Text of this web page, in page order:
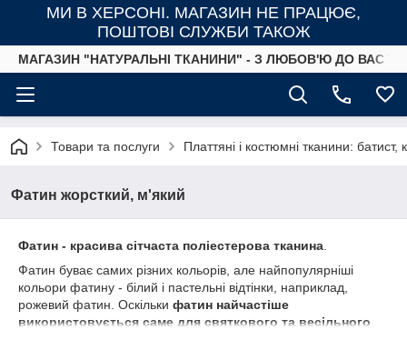
МИ В ХЕРСОНІ. МАГАЗИН НЕ ПРАЦЮЄ,
ПОШТОВІ СЛУЖБИ ТАКОЖ
МАГАЗИН "НАТУРАЛЬНІ ТКАНИНИ" - З ЛЮБОВ'Ю ДО ВАС
Товари та послуги Платтяні і костюмні тканини:
Фатин жорсткий, м'який
Фатин - красива сітчаста поліестерова тканина
Фатин буває самих різних кольорів, але найпопулярніші
кольори фатину - білий і пастельні відтінки, наприклад,
рожевий фатин. Оскільки фатин найчастіше
використовується саме для святкового та весільного